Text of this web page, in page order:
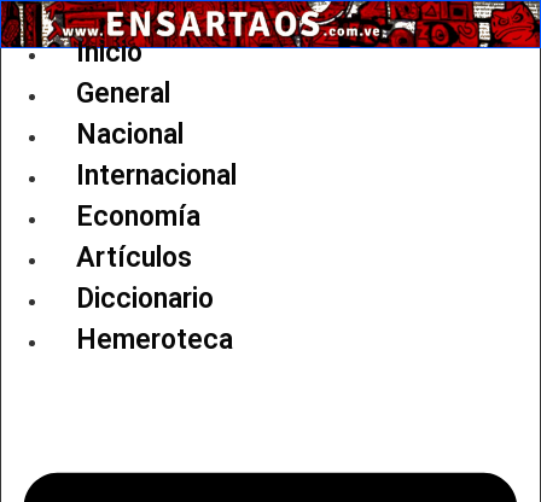
Ir
al
Inicio
General
Nacional
Internacional
Economía
Artículos
Diccionario
Hemeroteca